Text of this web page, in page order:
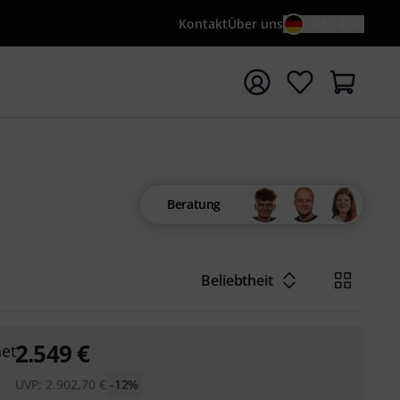
KontaktÜber uns
mit Suchwort {searchTerm} starten
Beratung
Beliebtheit
2.549€
UVP: 2.902,70 € -12%